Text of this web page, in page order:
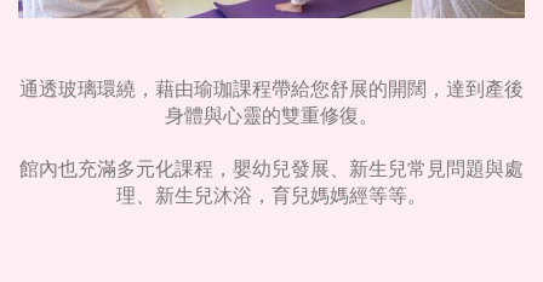
通透玻璃環繞，藉由瑜珈課程帶給您舒展的開闊，達到產後
身體與心靈的雙重修復。
館內也充滿多元化課程，嬰幼兒發展、新生兒常見問題與處
理、新生兒沐浴，育兒媽媽經等等。